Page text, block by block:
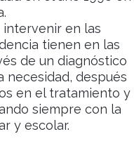
en las
tienen en las
de un diagnóstico
necesidad, después
en el tratamiento y
siempre con la
y escolar.